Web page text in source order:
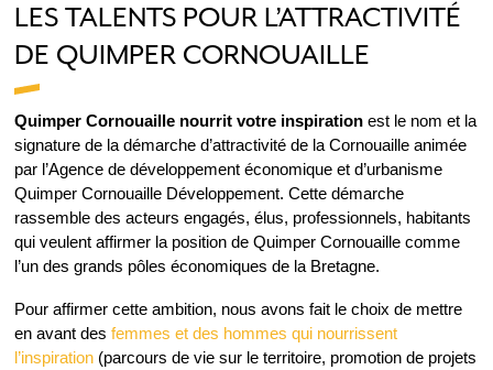
LES TALENTS POUR L’ATTRACTIVITÉ
DE QUIMPER CORNOUAILLE
Quimper Cornouaille nourrit votre inspirationest le nom et la
signature de la démarche d’attractivité de la Cornouaille animée
par l’Agence de développement économique et d’urbanisme
Quimper Cornouaille Développement. Cette démarche
rassemble des acteurs engagés, élus, professionnels, habitants
qui veulent affirmer la position de Quimper Cornouaille comme
l’un des grands pôles économiques de la Bretagne.
Pour affirmer cette ambition, nous avons fait le choix de mettre
en avant des femmes et des hommes qui nourrissent
l’inspiration (parcours de vie sur le territoire, promotion de projets